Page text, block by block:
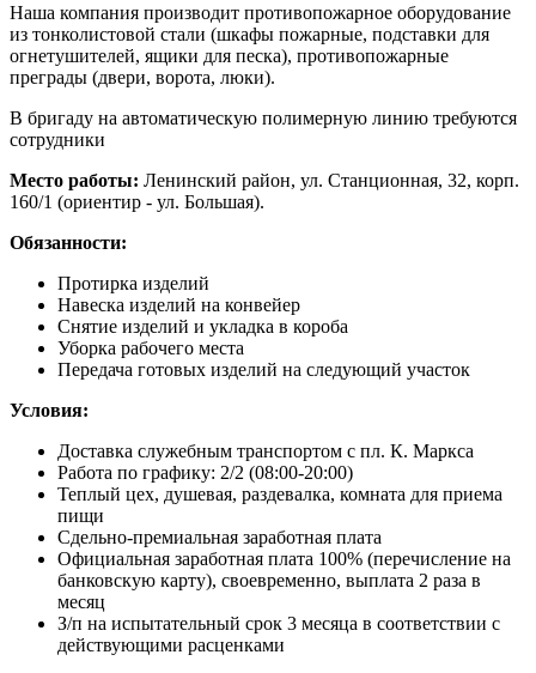
Наша компания производит противопожарное оборудование
из тонколистовой стали (шкафы пожарные, подставки для
огнетушителей, ящики для песка), противопожарные
преграды (двери, ворота, люки).
В бригаду на автоматическую полимерную линию требуются
сотрудники
Место работы: Ленинский район, ул. Станционная, 32, корп.
160/1 (ориентир - ул. Большая).
Обязанности:
Протирка изделий
Навеска изделий на конвейер
Снятие изделий и укладка в короба
Уборка рабочего места
Передача готовых изделий на следующий участок
Условия:
Доставка служебным транспортом с пл. К. Маркса
Работа по графику: 2/2 (08:00-20:00)
Теплый цех, душевая, раздевалка, комната для приема
пищи
Сдельно-премиальная заработная плата
Официальная заработная плата 100% (перечисление на
банковскую карту), своевременно, выплата 2 раза в
месяц
З/п на испытательный срок 3 месяца в соответствии с
действующими расценками